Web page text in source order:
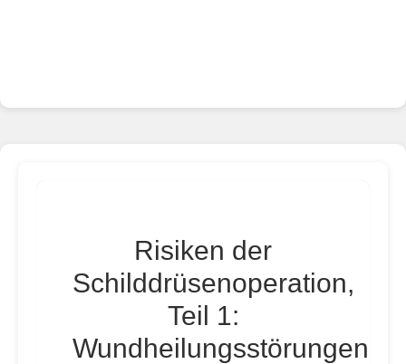
Risiken der
Schilddrüsenoperation,
Teil 1:
Wundheilungsstörungen